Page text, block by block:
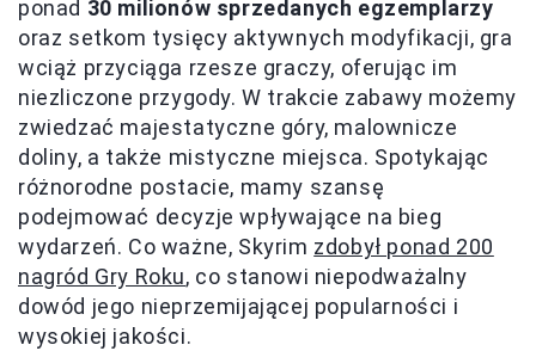
ponad 30 milionów sprzedanych egzemplarzy
oraz setkom tysięcy aktywnych modyfikacji, gra
wciąż przyciąga rzesze graczy, oferując im
niezliczone przygody. W trakcie zabawy możemy
zwiedzać majestatyczne góry, malownicze
doliny, a także mistyczne miejsca. Spotykając
różnorodne postacie, mamy szansę
podejmować decyzje wpływające na bieg
wydarzeń. Co ważne, Skyrim zdobył ponad 200
nagród Gry Roku, co stanowi niepodważalny
dowód jego nieprzemijającej popularności i
wysokiej jakości.